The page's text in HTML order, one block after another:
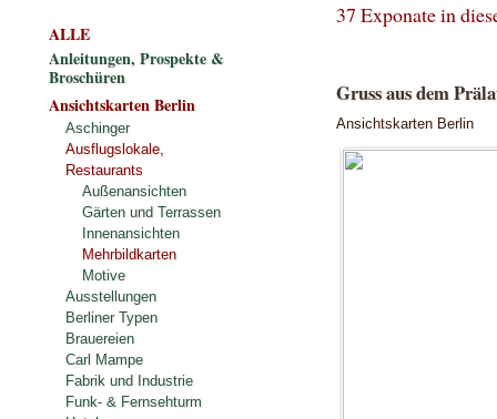
37 Exponate in
Gruss aus dem
Ansichtskarten Berlin
ALLE
Anleitungen, Prospekte &
Broschüren
Ansichtskarten Berlin
Aschinger
Ausflugslokale,
Restaurants
Außenansichten
Gärten und Terrassen
Innenansichten
Mehrbildkarten
Motive
Ausstellungen
Berliner Typen
Brauereien
Carl Mampe
Fabrik und Industrie
Funk- & Fernsehturm